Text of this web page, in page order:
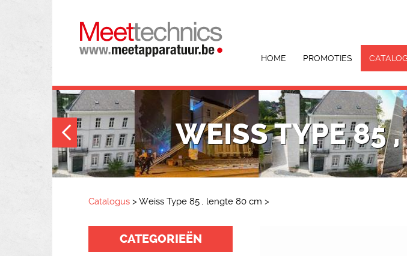
HOME PROMOTIES
WEISS TYPE 85
Catalogus > Weiss Type 85 , lengte 80 cm >
CATEGORIEËN